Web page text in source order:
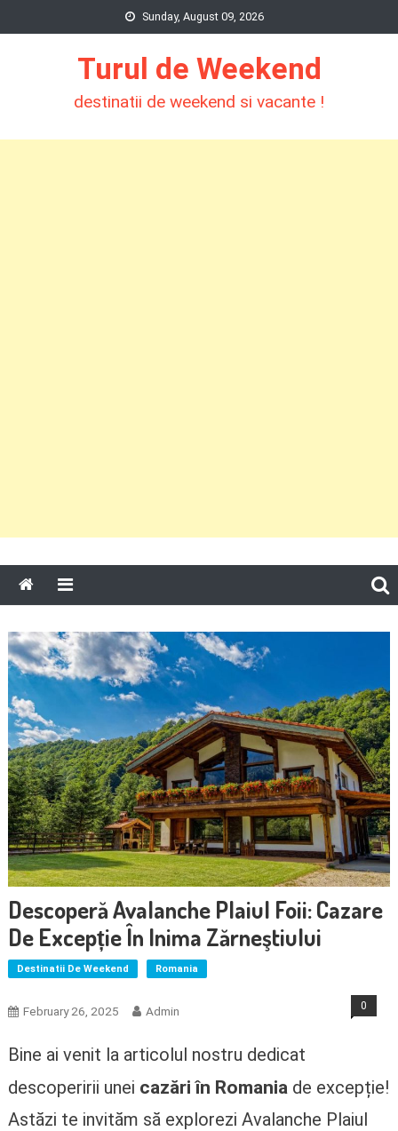
to
Sunday, August 09, 2026
Turul de Weekend
destinatii de weekend si vacante !
Descoperă Avalanche Plaiul Foii: Cazare
De Excepție În Inima Zărneştiului
Destinatii De Weekend Romania
February 26, 2025 Admin 0
Bine ai venit la articolul nostru dedicat
descoperirii unei cazări în Romania de excepție!
Astăzi te invităm să explorezi Avalanche Plaiul